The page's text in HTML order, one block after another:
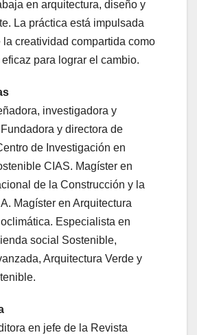
en arquitectura, diseño y
La práctica está impulsada
la creatividad compartida como
para lograr el cambio.
investigadora y
y directora de
de Investigación en
CIAS. Magíster en
de la Construcción y la
Magíster en Arquitectura
Especialista en
social Sostenible,
Arquitectura Verde y
en jefe de la Revista